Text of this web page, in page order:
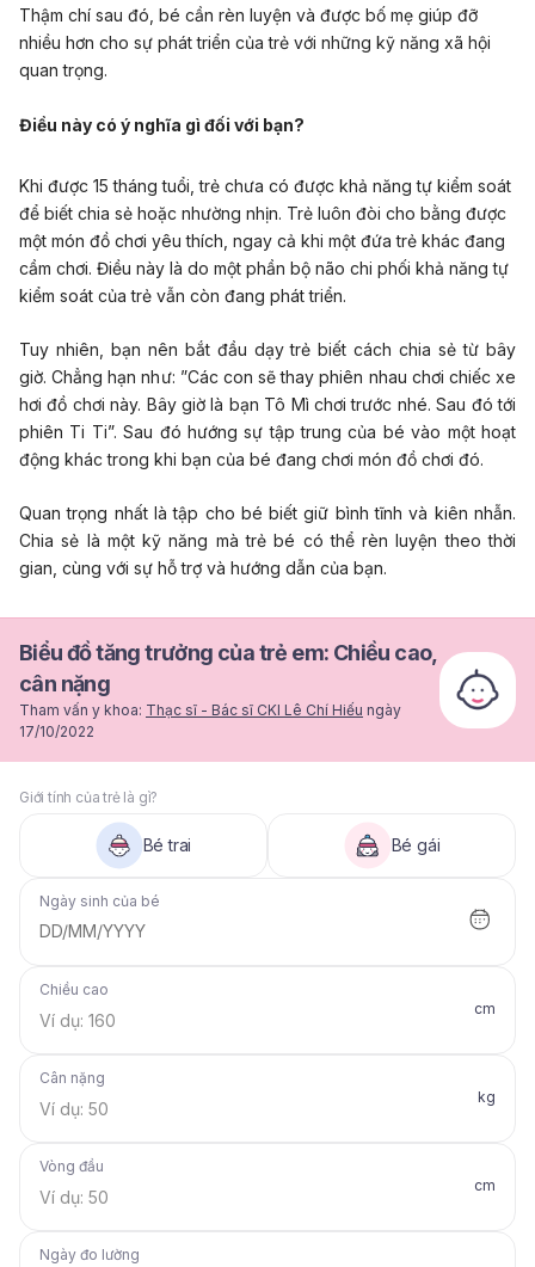
Thậm chí sau đó, bé cần rèn luyện và được bố mẹ giúp đỡ
nhiều hơn cho sự phát triển của trẻ với những kỹ năng xã hội
quan trọng.
Điều này có ý nghĩa gì đối với bạn?
Khi được 15 tháng tuổi, trẻ chưa có được khả năng tự kiểm soát
để biết chia sẻ hoặc nhường nhịn. Trẻ luôn đòi cho bằng được
một món đồ chơi yêu thích, ngay cả khi một đứa trẻ khác đang
cầm chơi. Điều này là do một phần bộ não chi phối khả năng tự
kiểm soát của trẻ vẫn còn đang phát triển.
Tuy nhiên, bạn nên bắt đầu dạy trẻ biết cách chia sẻ từ bây
giờ. Chẳng hạn như: ”Các con sẽ thay phiên nhau chơi chiếc xe
hơi đồ chơi này. Bây giờ là bạn Tô Mì chơi trước nhé. Sau đó tới
phiên Ti Ti”. Sau đó hướng sự tập trung của bé vào một hoạt
động khác trong khi bạn của bé đang chơi món đồ chơi đó.
Quan trọng nhất là tập cho bé biết giữ bình tĩnh và kiên nhẫn.
Chia sẻ là một kỹ năng mà trẻ bé có thể rèn luyện theo thời
gian, cùng với sự hỗ trợ và hướng dẫn của bạn.
Biểu đồ tăng trưởng của trẻ em: Chiều cao,
cân nặng
Tham vấn y khoa: Thạc sĩ - Bác sĩ CKI Lê Chí Hiếu ngày
17/10/2022
Giới tính của trẻ là gì?
Bé trai Bé gái
Ngày sinh của bé
DD/MM/YYYY
Chiều cao
cm
Cân nặng
kg
Vòng đầu
cm
Ngày đo lường